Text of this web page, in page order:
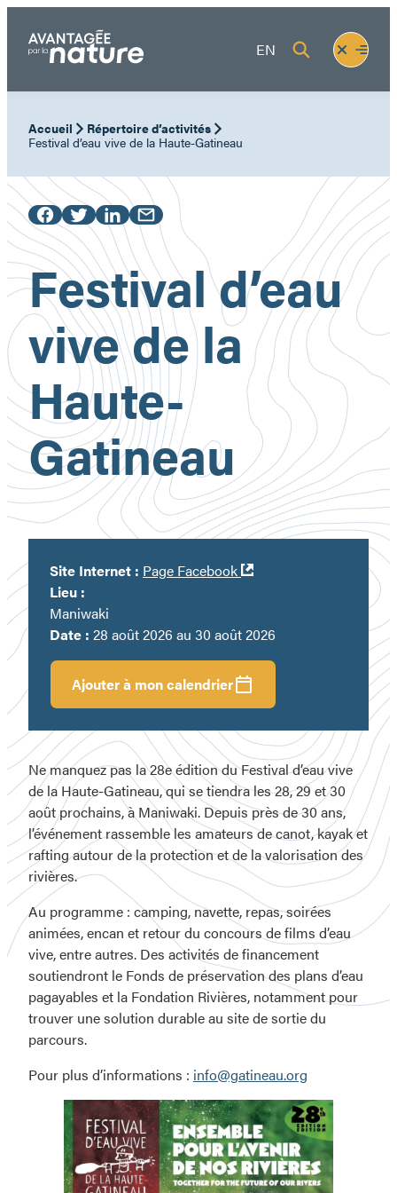
contenu
EN
Fermer
le
menu
Ouvrir
le
Accueil Répertoire d’activités
Festival d’eau vive de la Haute-Gatineau
Festival d’eau
vive de la
Haute-
Gatineau
Ajouter à mon calendrier
Date : 28 août 2026 au 30 août 2026
Lieu :
Maniwaki
Site Internet : Page Facebook
Ouvre
nouvelle
Ne manquez pas la 28e édition du Festival d’eau vive
de la Haute-Gatineau, qui se tiendra les 28, 29 et 30
août prochains, à Maniwaki. Depuis près de 30 ans,
l’événement rassemble les amateurs de canot, kayak et
rafting autour de la protection et de la valorisation des
rivières.
Au programme : camping, navette, repas, soirées
animées, encan et retour du concours de films d’eau
vive, entre autres. Des activités de financement
soutiendront le Fonds de préservation des plans d’eau
pagayables et la Fondation Rivières, notamment pour
trouver une solution durable au site de sortie du
parcours.
Pour plus d’informations : info@gatineau.org